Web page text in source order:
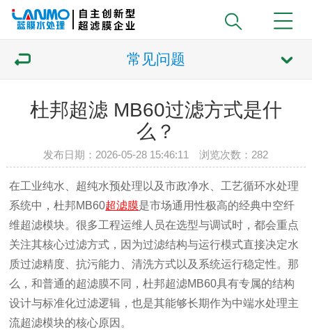
常见问题
杜邦超滤 MB60过滤方式是什
么？
发布日期：2026-05-28 15:46:11 浏览次数： 282
在工业纯水、超纯水预处理以及市政净水、工艺循环水处理
系统中，杜邦MB60超滤膜是市场通用性极高的经典中空纤
维超滤模块。很多工程运维人员在选型与调试时，都会重点
关注其核心过滤方式，因为过滤结构与运行模式直接决定水
质过滤精度、抗污能力、清洗方式以及系统运行稳定性。那
么，和普通的超滤膜不同，杜邦超滤MB60具有专属的结构
设计与标准化过滤逻辑，也是其能够长期作为中端水处理主
流超滤模块的核心原因。